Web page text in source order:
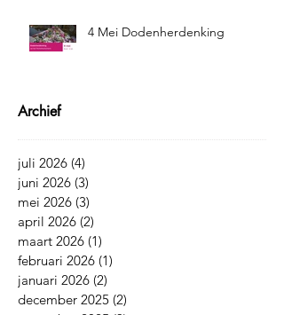
4 Mei Dodenherdenking
Archief
juli 2026 (4)
juni 2026 (3)
mei 2026 (3)
april 2026 (2)
maart 2026 (1)
februari 2026 (1)
januari 2026 (2)
december 2025 (2)